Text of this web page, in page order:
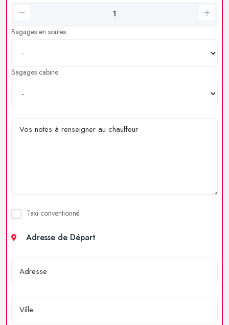
Bagages en soutes
Bagages cabine
Taxi conventionné
Adresse de Départ